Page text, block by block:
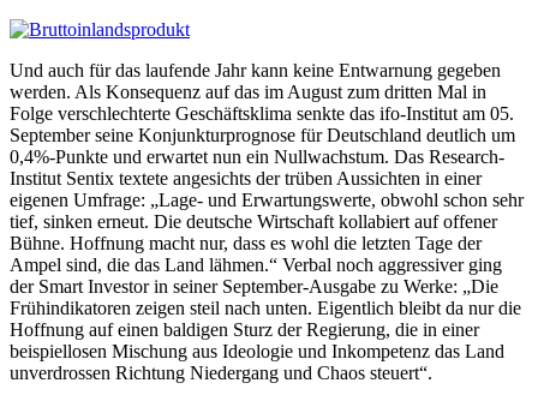
Und auch für das laufende Jahr kann keine Entwarnung gegeben
werden. Als Konsequenz auf das im August zum dritten Mal in
Folge verschlechterte Geschäftsklima senkte das ifo-Institut am 05.
September seine Konjunkturprognose für Deutschland deutlich um
0,4%-Punkte und erwartet nun ein Nullwachstum. Das Research-
Institut Sentix textete angesichts der trüben Aussichten in einer
eigenen Umfrage: „Lage- und Erwartungswerte, obwohl schon sehr
tief, sinken erneut. Die deutsche Wirtschaft kollabiert auf offener
Bühne. Hoffnung macht nur, dass es wohl die letzten Tage der
Ampel sind, die das Land lähmen.“ Verbal noch aggressiver ging
der Smart Investor in seiner September-Ausgabe zu Werke: „Die
Frühindikatoren zeigen steil nach unten. Eigentlich bleibt da nur die
Hoffnung auf einen baldigen Sturz der Regierung, die in einer
beispiellosen Mischung aus Ideologie und Inkompetenz das Land
unverdrossen Richtung Niedergang und Chaos steuert“.